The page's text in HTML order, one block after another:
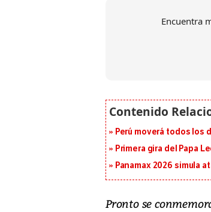
Encuentra
Perú moverá todos los
Primera gira del Papa
Panamax 2026 simula
Pronto se